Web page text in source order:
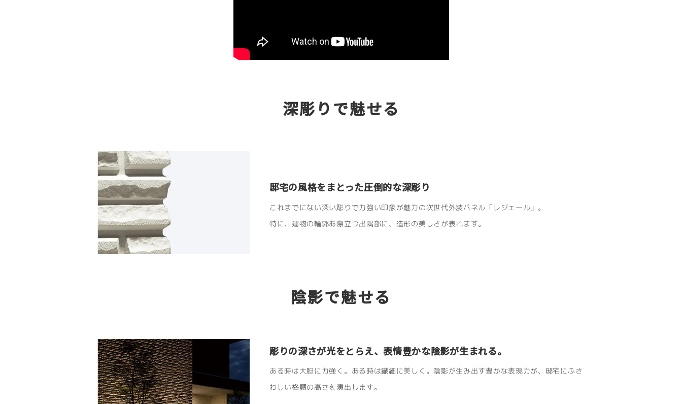
深彫りで魅せる
邸宅の風格をまとった圧倒的な深彫り
これまでにない深い彫りで力強い印象が魅力の次世代外装パネル「レジェール」。
特に、建物の輪郭あ際立つ出隅部に、造形の美しさが表れます。
陰影で魅せる
彫りの深さが光をとらえ、表情豊かな陰影が生まれる。
ある時は大胆に力強く。ある時は繊細に美しく。陰影が生み出す豊かな表現力が、邸宅にふさ
わしい格調の高さを演出します。